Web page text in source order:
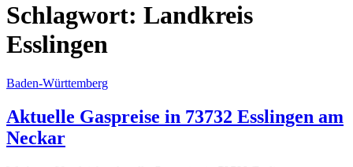
Schlagwort: Landkreis
Esslingen
Baden-Württemberg
Aktuelle Gaspreise in 73732 Esslingen am
Neckar